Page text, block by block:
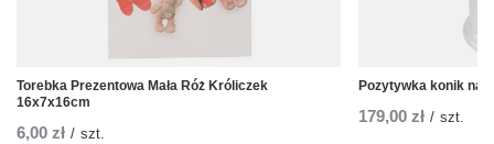
Torebka Prezentowa Mała Róż Króliczek
16x7x16cm
6,00 zł / szt.
Pozytywka konik na
179,00 zł / szt.